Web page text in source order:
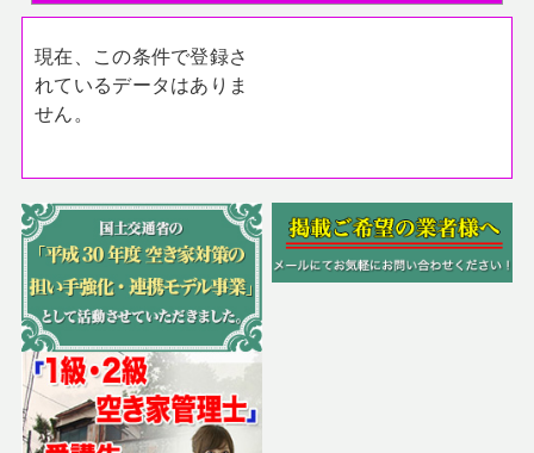
現在、この条件で登録さ
れているデータはありま
せん。